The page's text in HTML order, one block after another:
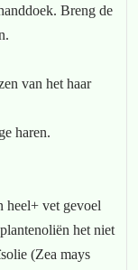
Breng de
van het haar
haren.
heel+ vet gevoel
het niet
(Zea mays